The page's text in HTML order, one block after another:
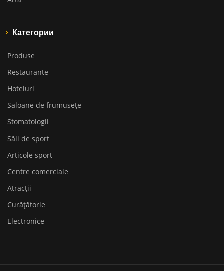
Категории
Produse
Restaurante
Hoteluri
Saloane de frumusețe
Stomatologii
Săli de sport
Articole sport
Centre comerciale
Atracții
Curățătorie
Electronice